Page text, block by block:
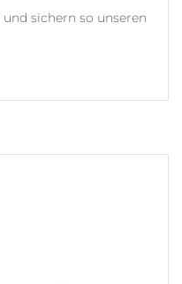
sichern so unseren